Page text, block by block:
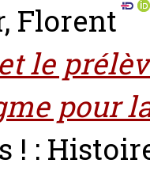
Florent
le
pour
! :